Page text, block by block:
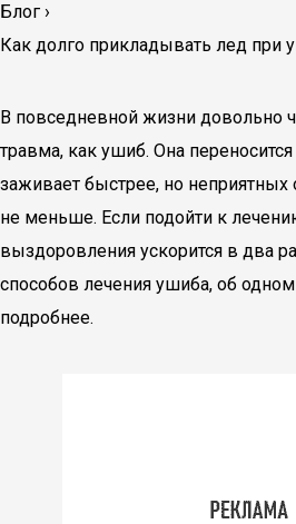
Блог ›
Как долго прикладывать лед при
В повседневной жизни довольно
травма, как ушиб. Она
заживает быстрее, но
не меньше. Если подойти к
выздоровления ускорится в два
способов лечения ушиба, об
подробнее.